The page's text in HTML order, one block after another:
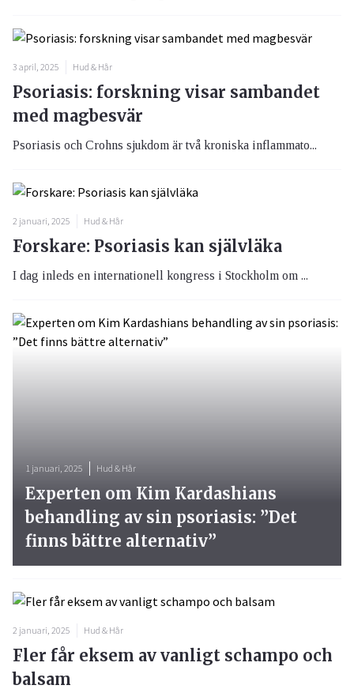
3 april, 2025 Hud & Hår
Psoriasis: forskning visar sambandet
med magbesvär
Psoriasis och Crohns sjukdom är två kroniska inflammato...
2 januari, 2025 Hud & Hår
Forskare: Psoriasis kan självläka
I dag inleds en internationell kongress i Stockholm om ...
2 januari, 2025 Hud & Hår
Fler får eksem av vanligt schampo och
balsam
1 januari, 2025 Hud & Hår
Experten om Kim Kardashians
behandling av sin psoriasis: ”Det
finns bättre alternativ”